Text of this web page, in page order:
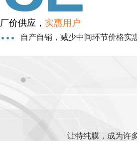
厂价供应， 实惠用户
自产自销，减少中间环节价格实
让特纯膜，成为许